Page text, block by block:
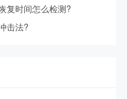
复时间怎么检测?
击法?